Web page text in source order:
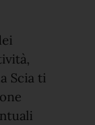
Scia ti